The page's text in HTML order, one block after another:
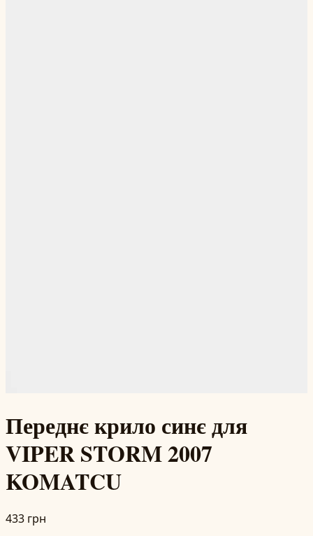
Переднє крило синє для
VIPER STORM 2007
KOMATCU
433 грн